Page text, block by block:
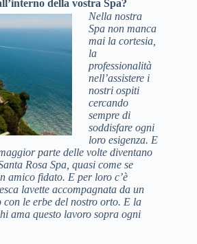
della vostra Spa?
Nella nostra
Spa non manca
mai la cortesia,
la
professionalità
nell’assistere i
nostri ospiti
cercando
sempre di
soddisfare ogni
loro esigenza. E
parte delle volte diventano
Rosa Spa, quasi come se
amico fidato. E per loro c’è
lavette accompagnata da un
con le erbe del nostro orto. E la
ama questo lavoro sopra ogni